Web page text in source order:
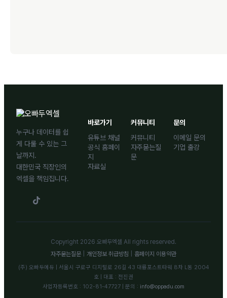
누구나 데이터를 쉽
게 다룰 수 있는 그
날까지.
대한민국 직장인의
엑셀을 책임집니다.
바로가기
유튜브 채널
공식 홈페이
지
자료실
커뮤니티
커뮤니티
자주묻는질
문
문의
이메일 문의
기업 출강
Copyright 2026 오빠두엑셀 All rights reserved.
자주묻는질문
개인정보 취급방침 홈페이지 이용약관
(주) 오빠두에듀 | 서울시 구로구 디지털로 26길 43 대륭포스트타워 8차 L동 2004
호 | 대표 : 전진권
사업자등록번호 : 102-81-47727 | 문의 : info@oppadu.com